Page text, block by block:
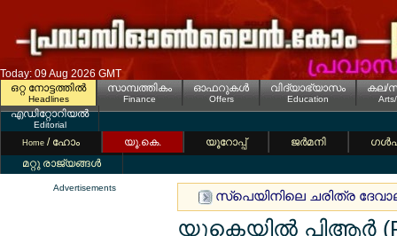
Today: 09 Aug 2026 GMT
ഒറ്റ നോട്ടത്തില്‍
Headlines
സാമ്പത്തികം
Finance
ഓഫറുകള്‍
Offers
വിദ്യാഭ്യാസം
Education
കല/
എഡിറ്റോറിയല്‍
Editorial
Home / ഹോം യൂ.കെ. യൂറോപ്പ് ജര്‍മനി
മറ്റു രാജ്യങ്ങള്‍
Advertisements
സ്പെയിനിലെ ചരിത്ര
യുകെയില്‍ പിആര്‍